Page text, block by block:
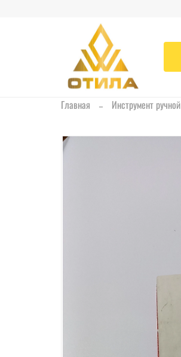
Главная Инструмент ручной